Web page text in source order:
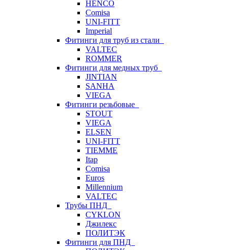
HENCO
Comisa
UNI-FITT
Imperial
Фитинги для труб из стали
VALTEC
ROMMER
Фитинги для медных труб
JINTIAN
SANHA
VIEGA
Фитинги резьбовые
STOUT
VIEGA
ELSEN
UNI-FITT
TIEMME
Itap
Comisa
Euros
Millennium
VALTEC
Трубы ПНД
CYKLON
Джилекс
ПОЛИТЭК
Фитинги для ПНД